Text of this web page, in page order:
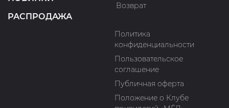
РАСПРОДАЖА
Возврат
Политика
конфиденциальности
Пользовательское
соглашение
Публичная оферта
Положение о Клубе